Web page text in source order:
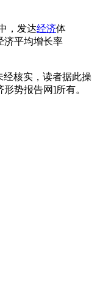
，发达经济体
济平均增长率
经核实，读者据此操
势报告网]所有。